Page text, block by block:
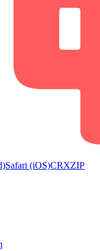
Safari (iOS)CRXZIP